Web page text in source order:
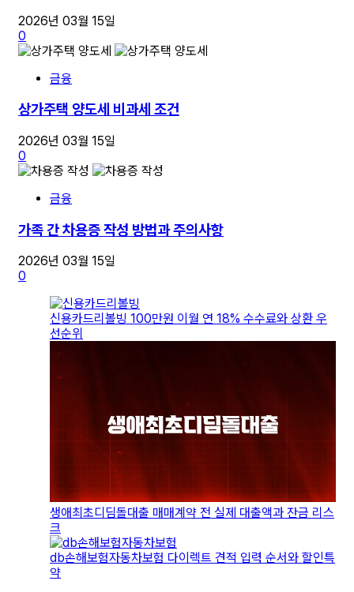
2026년 03월 15일
0
금융
상가주택 양도세 비과세 조건
2026년 03월 15일
0
금융
가족 간 차용증 작성 방법과 주의사항
2026년 03월 15일
0
신용카드리볼빙 100만원 이월 연 18% 수수료와 상환 우
선순위
생애최초디딤돌대출 매매계약 전 실제 대출액과 잔금 리스
크
db손해보험자동차보험 다이렉트 견적 입력 순서와 할인특
약